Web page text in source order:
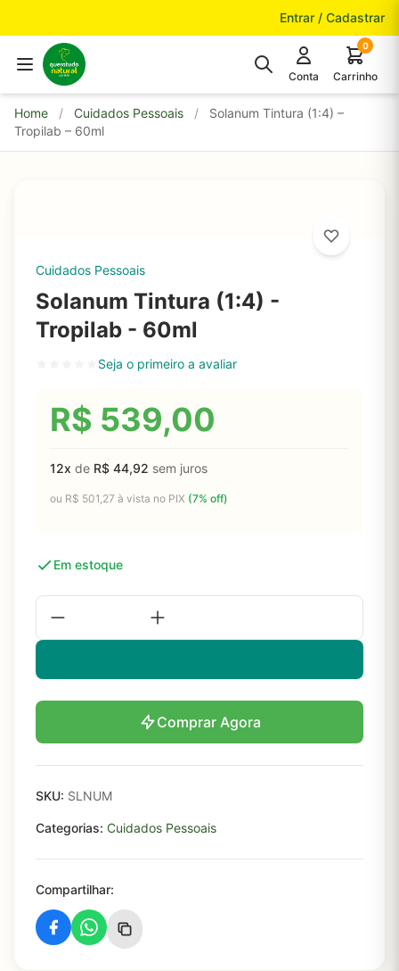
Entrar / Cadastrar
Conta
0
Carrinho
Home / Cuidados Pessoais /
Solanum Tintura (1:4) –
Tropilab – 60ml
Cuidados Pessoais
Solanum Tintura (1:4) -
Tropilab - 60ml
Seja o primeiro a avaliar
R$ 539,00
12x de R$ 44,92 sem juros
ou R$ 501,27 à vista no PIX (7% off)
Em estoque
Comprar Agora
SKU: SLNUM
Categorias: Cuidados Pessoais
Compartilhar: